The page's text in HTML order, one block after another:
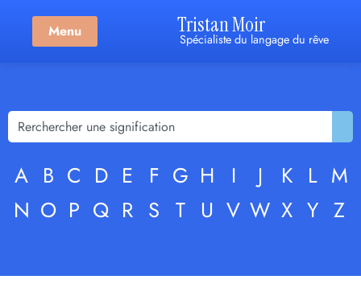
Menu Tristan Moir
Spécialiste du langage du rêve
A B C D E F G H I J K L M
N O P Q R S T U V W X Y Z